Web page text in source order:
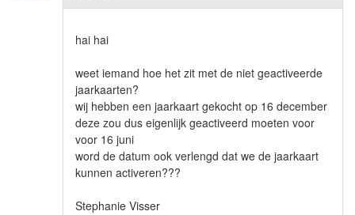
hai hai
weet iemand hoe het zit met de niet geactiveerde
jaarkaarten?
wij hebben een jaarkaart gekocht op 16 december
deze zou dus eigenlijk geactiveerd moeten voor
voor 16 juni
word de datum ook verlengd dat we de jaarkaart
kunnen activeren???
Stephanie Visser